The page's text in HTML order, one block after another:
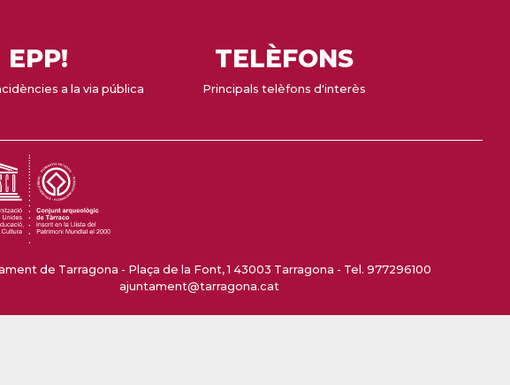
EPP!
a la via pública
TELÈFONS
Principals telèfons d'interès
de Tarragona - Plaça de la Font, 1 43003 Tarragona - Tel. 977296100
ajuntament@tarragona.cat